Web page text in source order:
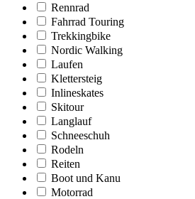
Rennrad
Fahrrad Touring
Trekkingbike
Nordic Walking
Laufen
Klettersteig
Inlineskates
Skitour
Langlauf
Schneeschuh
Rodeln
Reiten
Boot und Kanu
Motorrad